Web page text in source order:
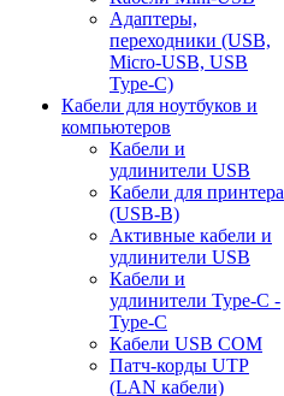
Адаптеры,
переходники (USB,
Micro-USB, USB
Type-C)
Кабели для ноутбуков и
компьютеров
Кабели и
удлинители USB
Кабели для принтера
(USB-B)
Активные кабели и
удлинители USB
Кабели и
удлинители Type-C -
Type-C
Кабели USB COM
Патч-корды UTP
(LAN кабели)